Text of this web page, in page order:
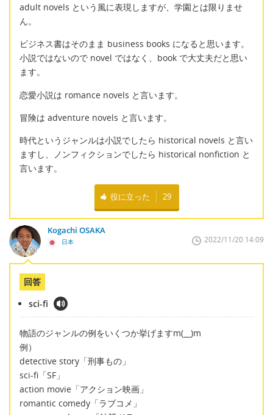
adult novels という風に表現しますが、学園とは限りませ
ん。
ビジネス書はそのまま business books になると思います。
小説ではないので novel ではなく、book で大丈夫だと思い
ます。
恋愛小説は romance novels と言います。
冒険は adventure novels と言います。
時代というジャンルは小説でしたら historical novels と言い
ますし、ノンフィクションでしたら historical nonfiction と
言います。
役に立った 29
Kogachi OSAKA
日本 2022/11/20 14:09
回答
sci-fi
物語のジャンルの例をいくつか挙げますm(__)m
例）
detective story「刑事もの」
sci-fi「SF」
action movie「アクション映画」
romantic comedy「ラブコメ」